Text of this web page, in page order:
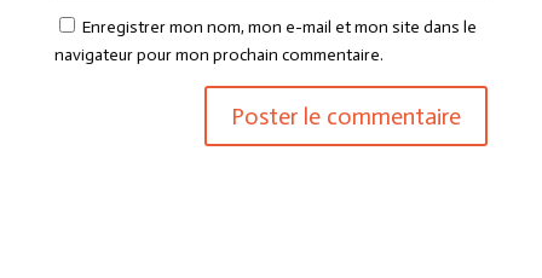
Enregistrer mon nom, mon e-mail et mon site dans le
navigateur pour mon prochain commentaire.